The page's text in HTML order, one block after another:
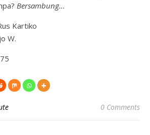
Bersambung…
Kartiko
W.
0 Comments